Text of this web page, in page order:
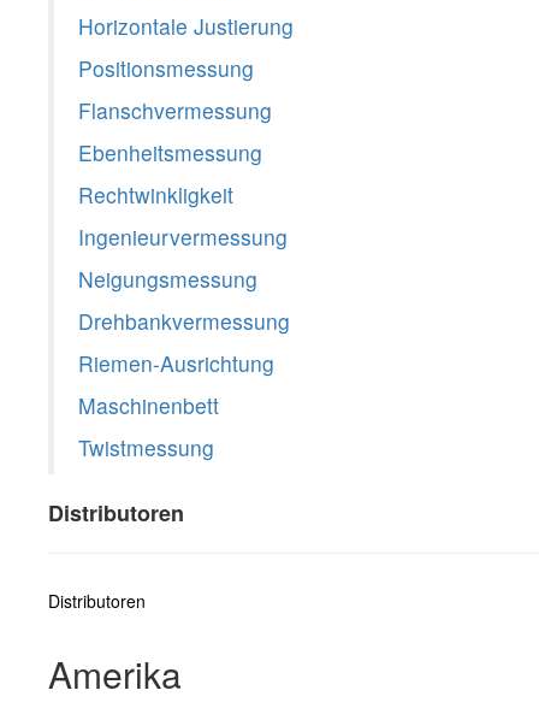
Horizontale Justierung
Positionsmessung
Flanschvermessung
Ebenheitsmessung
Rechtwinkligkeit
Ingenieurvermessung
Neigungsmessung
Drehbankvermessung
Riemen-Ausrichtung
Maschinenbett
Twistmessung
Distributoren
Distributoren
Amerika